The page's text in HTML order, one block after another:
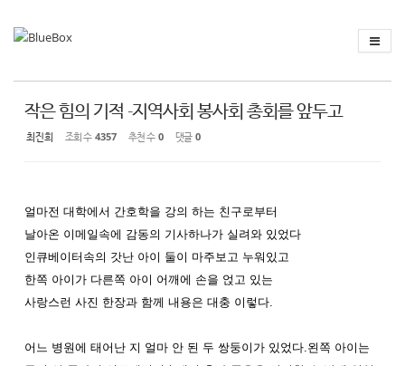
작은 힘의 기적 -지역사회 봉사회 총회를 앞두고
최진희 조회 수 4357 추천 수 0 댓글 0
얼마전 대학에서 간호학을 강의 하는 친구로부터
날아온 이메일속에 감동의 기사하나가 실려와 있었다
인큐베이터 속의 갓난 아이 둘이 마주보고 누워있고
한쪽 아이가 다른쪽 아이 어깨에 손을 얹고 있는
사랑스런 사진 한장과 함께 내용은 대충 이렇다.
어느 병원에 태어난 지 얼마 안 된 두 쌍둥이가 있었다.왼쪽 아이는
스케치북5
스케치북5